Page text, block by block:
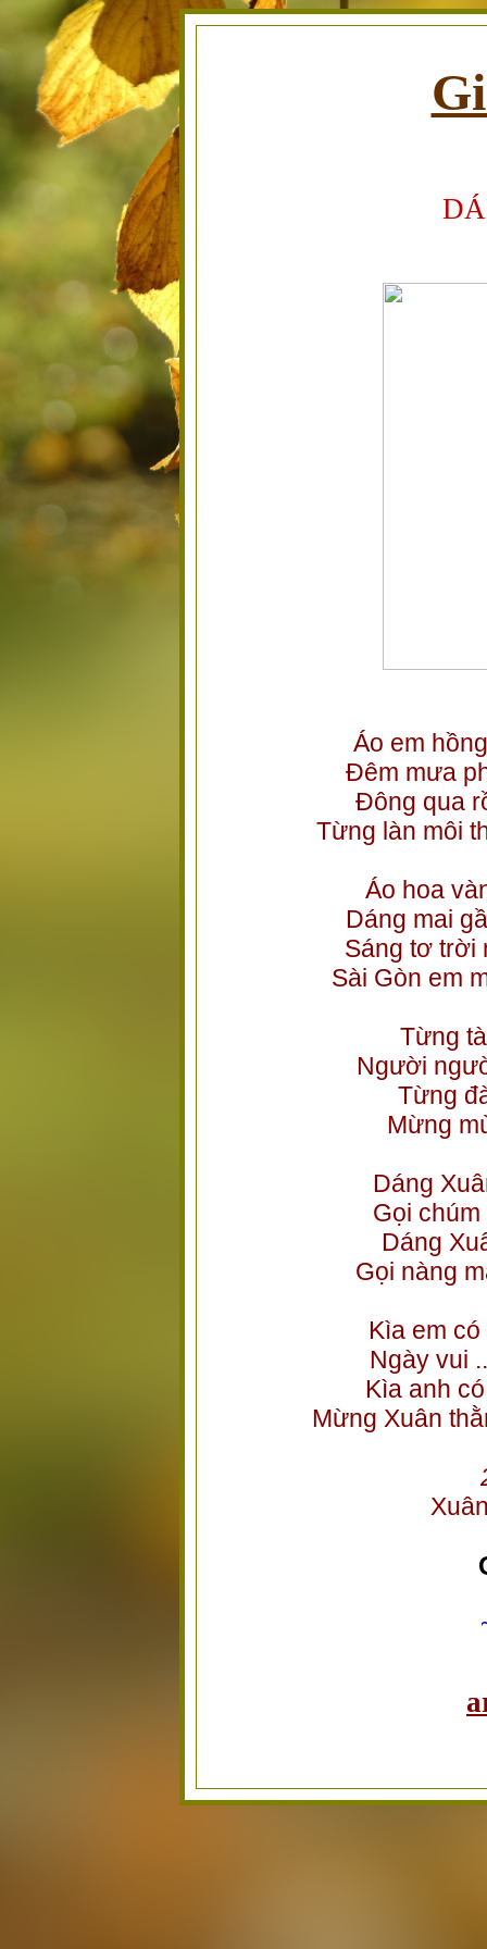
Áo em
Đêm mưa
Đông qua
Từng làn môi
Áo hoa
Dáng mai
Sáng tơ trời
Sài Gòn em
Từng
Người
Từng
Mừng
Dáng
Gọi
Dáng
Gọi nàng
Kìa em
Ngày vui
Kìa anh
Mừng Xuân